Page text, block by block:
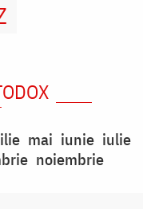
mai iunie iulie
noiembrie